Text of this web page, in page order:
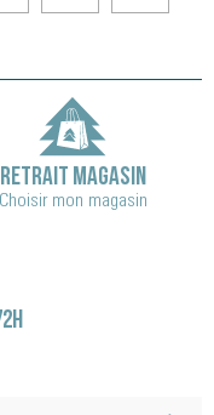
RETRAIT MAGASIN
Choisir mon magasin